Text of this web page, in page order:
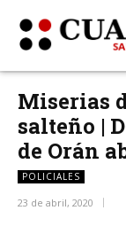
Miserias
salteño |
de Orán
POLICIALES
23 de abril, 2020